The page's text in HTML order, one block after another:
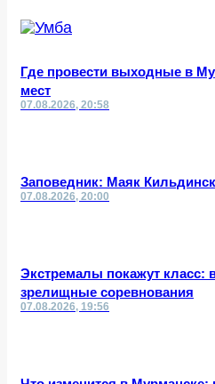
Где провести выходные в
мест
07.08.2026, 20:58
Заповедник: Маяк
07.08.2026, 20:00
Экстремалы покажут класс:
зрелищные соревнования
07.08.2026, 19:56